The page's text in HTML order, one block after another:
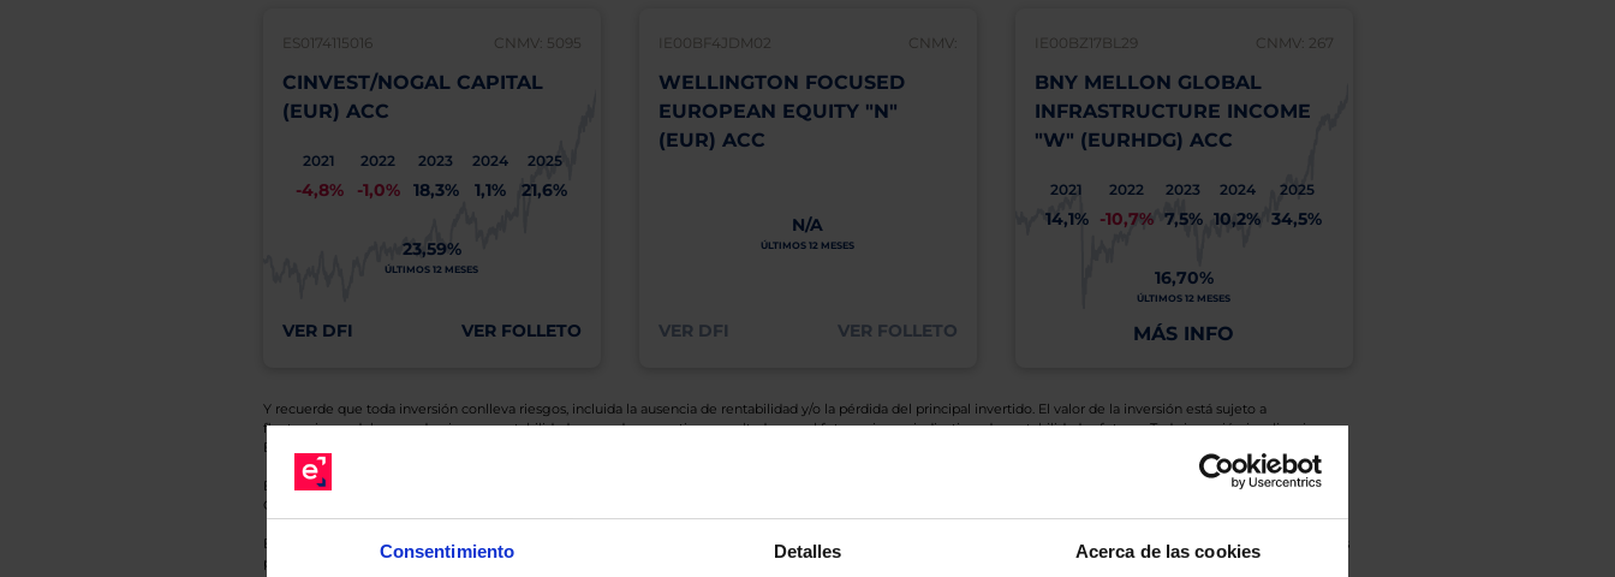
Consentimiento Detalles Acerca de las cookies
ES0174115016 CNMV: 5095
CINVEST/NOGAL CAPITAL
(EUR) ACC
2021
-4,8%
2022
-1,0%
2023
18,3%
2024
1,1%
2025
21,6%
23,59%
ÚLTIMOS 12 MESES
VER DFI VER FOLLETO
IE00BF4JDM02 CNMV:
WELLINGTON FOCUSED
EUROPEAN EQUITY "N"
(EUR) ACC
N/A
ÚLTIMOS 12 MESES
VER DFI VER FOLLETO
IE00BZ17BL29 CNMV: 267
BNY MELLON GLOBAL
INFRASTRUCTURE INCOME
"W" (EURHDG) ACC
2021
14,1%
2022
-10,7%
2023
7,5%
2024
10,2%
2025
34,5%
16,70%
ÚLTIMOS 12 MESES
MÁS INFO
Y recuerde que toda inversión conlleva riesgos, incluida la ausencia de rentabilidad y/o la pérdida del principal invertido. El valor de la inversión está sujeto a
fluctuaciones del mercado, sin que rentabilidades pasadas garanticen resultados en el futuro ni sean indicativas de rentabilidades futuras. Toda inversión implica riesgo.
El Grupo EBN no puede garantizar que cualquier capital invertido mantendrá o aumentará su valor.
En cada una de las fichas de nuestros Fondos de Inversión tiene a su disposición información completa y relativa a dicho Fondo de Inversión, así como la Sociedad
Gestora y la entidad depositaria del mismo y sobre el Folleto (clicando en «ver informe») y el DFI (clicando en «ver ficha»).
Esto es una comunicación publicitaria. EBN no está recomendando la compra de estos Fondos en concreto. Consulte el folleto y el documento de datos fundamentales
para el inversor antes de tomar una decisión final de inversión. El Cliente es responsable de las decisiones de inversión que adopte.